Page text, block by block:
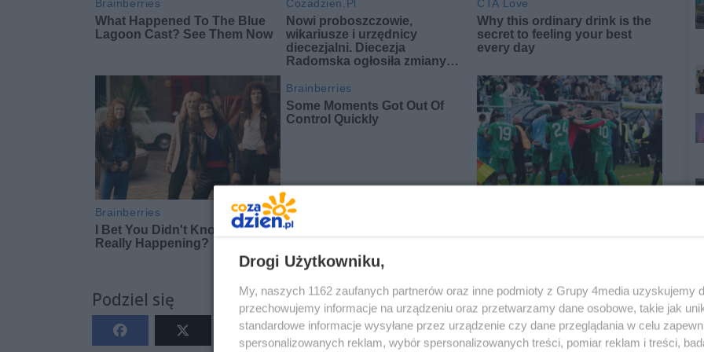
Podziel się Oceń
0 0
Drogi Użytkowniku,
My, naszych 1162 zaufanych partnerów oraz inne podmioty z Grupy 4media uzyskujemy
przechowujemy informacje na urządzeniu oraz przetwarzamy dane osobowe, takie jak
standardowe informacje wysyłane przez urządzenie czy dane przeglądania w celu
spersonalizowanych reklam, wybór spersonalizowanych treści, pomiar reklam i treści,